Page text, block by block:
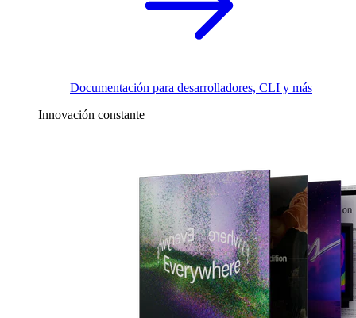
Documentación para desarrolladores, CLI y más
Innovación constante